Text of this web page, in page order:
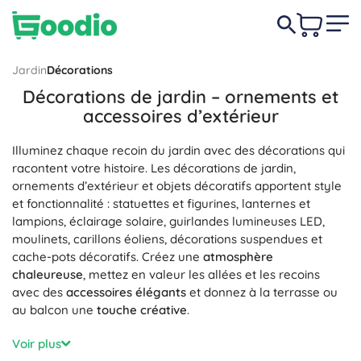
JardinDécorations
Décorations de jardin – ornements et
accessoires d’extérieur
Illuminez chaque recoin du jardin avec des décorations qui
racontent votre histoire. Les décorations de jardin,
ornements d’extérieur et objets décoratifs apportent style
et fonctionnalité : statuettes et figurines, lanternes et
lampions, éclairage solaire, guirlandes lumineuses LED,
moulinets, carillons éoliens, décorations suspendues et
cache-pots décoratifs. Créez une atmosphère
chaleureuse, mettez en valeur les allées et les recoins
avec des accessoires élégants et donnez à la terrasse ou
au balcon une touche créative.
Choisissez parmi des matériaux conçus pour l’extérieur :
céramique et béton résistants au gel, pierre naturelle,
Voir plus